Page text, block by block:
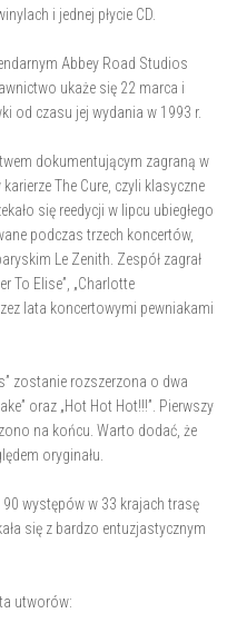
i jednej płycie CD.
Abbey Road Studios
ukaże się 22 marca i
od czasu jej wydania w 1993 r.
dokumentującym zagraną w
The Cure, czyli klasyczne
się reedycji w lipcu ubiegłego
podczas trzech koncertów,
Le Zenith. Zespół zagrał
To Elise”, „Charlotte
lata koncertowymi pewniakami
zostanie rozszerzona o dwa
oraz „Hot Hot Hot!!!”. Pierwszy
na końcu. Warto dodać, że
oryginału.
występów w 33 krajach trasę
się z bardzo entuzjastycznym
utworów: